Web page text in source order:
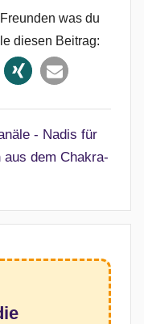
was du
diesen Beitrag:
- Nadis für
aus dem Chakra-